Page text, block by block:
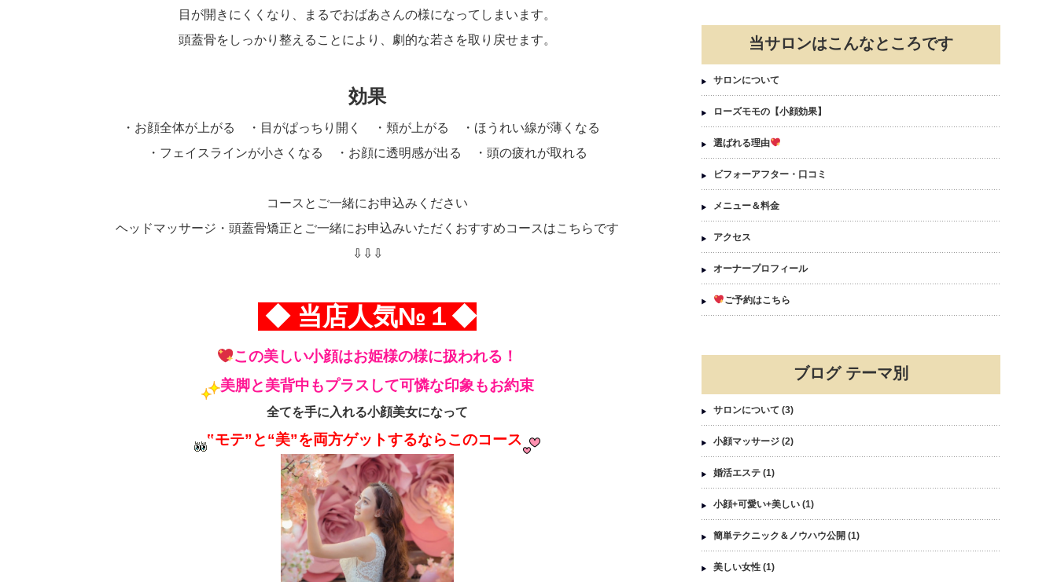
目が開きにくくなり、まるでおばあさんの様になってしまいます。
頭蓋骨をしっかり整えることにより、劇的な若さを取り戻せます。
効果
・お顔全体が上がる ・目がぱっちり開く ・頬が上がる ・ほうれい線が薄くなる
・フェイスラインが小さくなる ・お顔に透明感が出る ・頭の疲れが取れる
コースとご一緒にお申込みください
ヘッドマッサージ・頭蓋骨矯正とご一緒にお申込みいただくおすすめコースはこちらです
⇩⇩⇩
◆ 当店人気№１◆
この美しい小顔はお姫様の様に扱われる！
美脚と美背中もプラスして可憐な印象 もお約束
全てを手に入れる小顔美女になって
‟モテ”と“美”を両方ゲットするならこのコース
当サロンはこんなところです
サロンについて
ローズモモの【小顔効果】
選ばれる理由
ビフォーアフター・口コミ
メニュー＆料金
アクセス
オーナープロフィール
ご予約はこちら
ブログ テーマ別
サロンについて (3)
小顔マッサージ (2)
婚活エステ (1)
小顔+可愛い+美しい (1)
簡単テクニック＆ノウハウ公開 (1)
美しい女性 (1)